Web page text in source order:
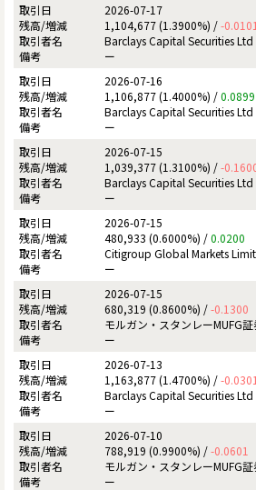
2026-07-17
1,104,677 (1.3900%) /-0.0101
Barclays Capital Securities Ltd
ー
2026-07-16
1,106,877 (1.4000%) /0.0899
Barclays Capital Securities Ltd
ー
2026-07-15
1,039,377 (1.3100%) /-
Barclays Capital Securities Ltd
ー
2026-07-15
480,933 (0.6000%) /0.0200
Citigroup Global Markets
ー
2026-07-15
680,319 (0.8600%) /-0.1300
モルガン・スタンレーMUFG
ー
2026-07-13
1,163,877 (1.4700%) /-0.0301
Barclays Capital Securities Ltd
ー
2026-07-10
788,919 (0.9900%) /-0.0601
モルガン・スタンレーMUFG
ー